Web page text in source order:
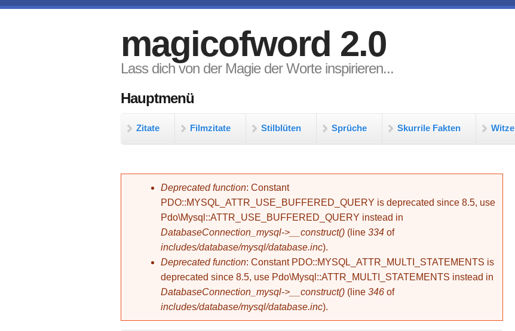
magicofword 2.0
Lass dich von der Magie der Worte inspirieren...
Hauptmenü
Zitate Filmzitate Stilblüten Sprüche Skurrile Fakten Witze
Fehlermeldung
Deprecated function: Constant
PDO::MYSQL_ATTR_USE_BUFFERED_QUERY is deprecated since 8.5, use
Pdo\Mysql::ATTR_USE_BUFFERED_QUERY instead in
DatabaseConnection_mysql->__construct() (line 334 of
includes/database/mysql/database.inc).
Deprecated function: Constant PDO::MYSQL_ATTR_MULTI_STATEMENTS is
deprecated since 8.5, use Pdo\Mysql::ATTR_MULTI_STATEMENTS instead in
DatabaseConnection_mysql->__construct() (line 346 of
includes/database/mysql/database.inc).